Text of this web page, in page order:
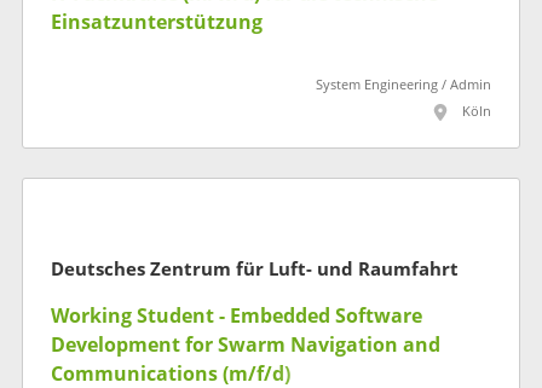
Einsatzunterstützung
System Engineering / Admin
Köln
Deutsches Zentrum für Luft- und Raumfahrt
Working Student - Embedded Software
Development for Swarm Navigation and
Communications (m/f/d)